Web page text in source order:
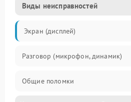
Виды неисправностей
Экран (дисплей)
Разговор (микрофон, динамик)
Общие поломки